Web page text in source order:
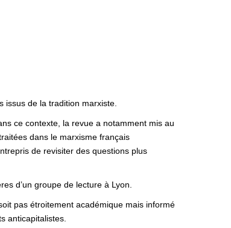
de la tradition marxiste.
ce contexte, la revue a notamment mis au
dans le marxisme français
de revisiter des questions plus
d’un groupe de lecture à Lyon.
pas étroitement académique mais informé
anticapitalistes.